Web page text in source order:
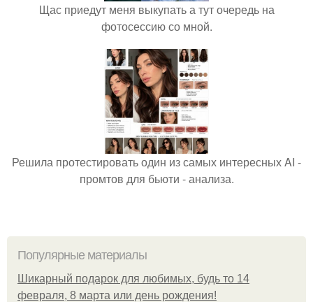
Щас приедут меня выкупать а тут очередь на
фотосессию со мной.
Решила протестировать один из самых интересных AI -
промтов для бьюти - анализа.
Популярные материалы
Шикарный подарок для любимых, будь то 14
февраля, 8 марта или день рождения!